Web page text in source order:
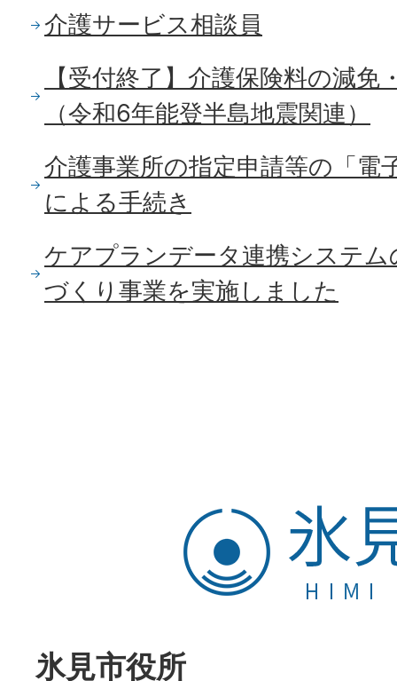
介護サービス相談員
【受付終了】介護保険料の減
（令和6年能登半島地震関連）
介護事業所の指定申請等の「電
による手続き
ケアプランデータ連携システ
づくり事業を実施しました
氷
見
市
氷見市役所